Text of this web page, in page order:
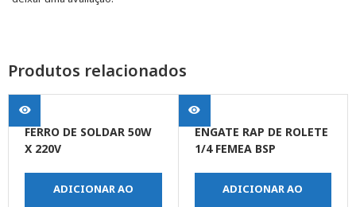
Produtos relacionados
FERRO DE SOLDAR 50W
X 220V
ADICIONAR AO
ENGATE RAP DE ROLETE
1/4 FEMEA BSP
ADICIONAR AO